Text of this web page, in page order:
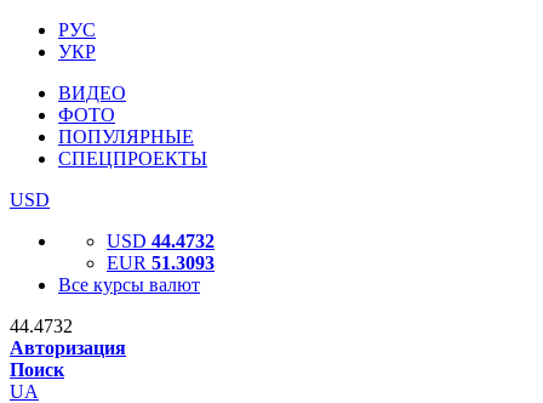
РУС
УКР
ВИДЕО
ФОТО
ПОПУЛЯРНЫЕ
СПЕЦПРОЕКТЫ
USD
USD 44.4732
EUR 51.3093
Все курсы валют
44.4732
Авторизация
Поиск
UA